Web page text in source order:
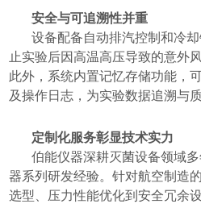
安全与可追溯性并重
设备配备自动排汽控制和冷
止实验后因高温高压导致的意外
此外，系统内置记忆存储功能，
及操作日志，为实验数据追溯与
定制化服务彰显技术实力
伯能仪器深耕灭菌设备领域
器系列研发经验。针对航空制造
选型、压力性能优化到安全冗余